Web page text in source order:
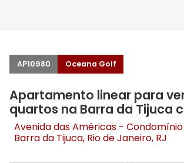
AP10980 Oceana Golf
Apartamento linear para
quartos na Barra da Tijuca
Avenida das Américas -
Barra da Tijuca, Rio de Janeiro, RJ